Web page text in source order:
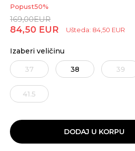
Popust50%
169,00EUR
84,50 EUR Ušteda: 84,50 EUR
Izaberi veličinu
37 38 39
41.5
DODAJ U KORPU